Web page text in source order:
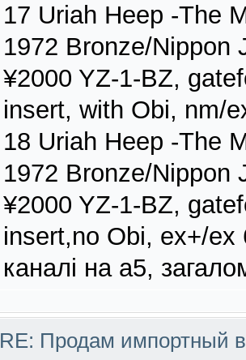
17 Uriah Heep -The
1972 Bronze/Nippon
¥2000 YZ-1-BZ,
insert, with Obi, nm/
18 Uriah Heep -The
1972 Bronze/Nippon
¥2000 YZ-1-BZ,
insert,no Obi, ex+/ex
каналі на а5,
RE: Продам импортный